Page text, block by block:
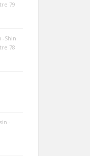
79
-Shin
78
-